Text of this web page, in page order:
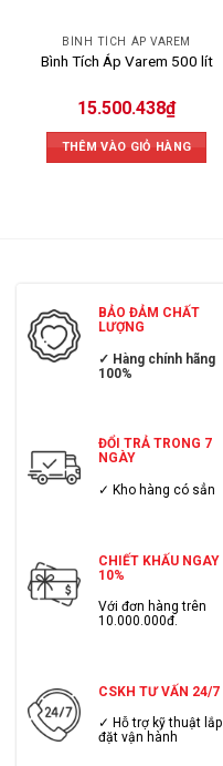
BÌNH TÍCH ÁP VAREM
Bình Tích Áp Varem 500 lít
15.500.438₫
THÊM VÀO GIỎ HÀNG
BẢO ĐẢM CHẤT
LƯỢNG
✓ Hàng chính hãng
100%
ĐỔI TRẢ TRONG 7
NGÀY
✓ Kho hàng có sẳn
CHIẾT KHẤU NGAY
10%
Với đơn hàng trên
10.000.000đ.
CSKH TƯ VẤN 24/7
✓ Hỗ trợ kỹ thuật lắp
đặt vận hành